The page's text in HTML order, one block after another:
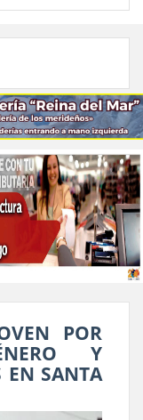
POR
Y
EN SANTA